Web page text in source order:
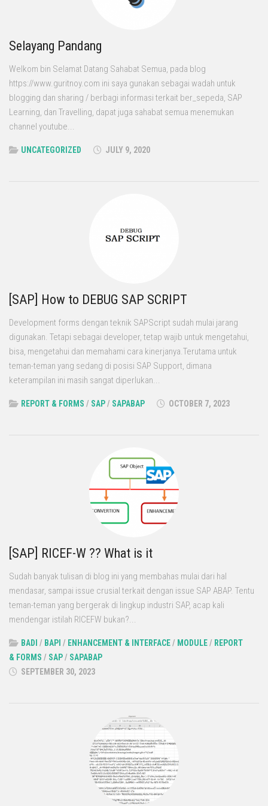
Selayang Pandang
Welkom bin Selamat Datang Sahabat Semua, pada blog
https://www.guritnoy.com ini saya gunakan sebagai wadah untuk
blogging dan sharing / berbagi informasi terkait ber_sepeda, SAP
Learning, dan Travelling, dapat juga sahabat semua menemukan
channel youtube...
UNCATEGORIZED JULY 9, 2020
[SAP] How to DEBUG SAP SCRIPT
Development forms dengan teknik SAPScript sudah mulai jarang
digunakan. Tetapi sebagai developer, tetap wajib untuk mengetahui,
bisa, mengetahui dan memahami cara kinerjanya.Terutama untuk
teman-teman yang sedang di posisi SAP Support, dimana
keterampilan ini masih sangat diperlukan...
REPORT & FORMS / SAP/ SAPABAP OCTOBER 7, 2023
[SAP] RICEF-W ?? What is it
Sudah banyak tulisan di blog ini yang membahas mulai dari hal
mendasar, sampai issue crusial terkait dengan issue SAP ABAP. Tentu
teman-teman yang bergerak di lingkup industri SAP, acap kali
mendengar istilah RICEFW bukan?...
BADI / BAPI / ENHANCEMENT & INTERFACE/ MODULE/ REPORT
& FORMS / SAP/ SAPABAP
SEPTEMBER 30, 2023